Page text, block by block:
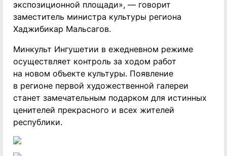
экспозиционной площади», — говорит
заместитель министра культуры региона
Хаджибикар Мальсагов.
Минкульт Ингушетии в ежедневном режиме
осуществляет контроль за ходом работ
на новом объекте культуры. Появление
в регионе первой художественной галереи
станет замечательным подарком для истинных
ценителей прекрасного и всех жителей
республики.